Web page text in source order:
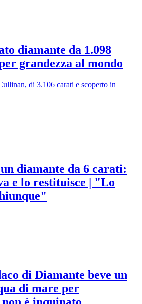
diamante da 1.098
grandezza al mondo
di 3.106 carati e scoperto in
diamante da 6 carati:
e lo restituisce | "Lo
di Diamante beve un
di mare per